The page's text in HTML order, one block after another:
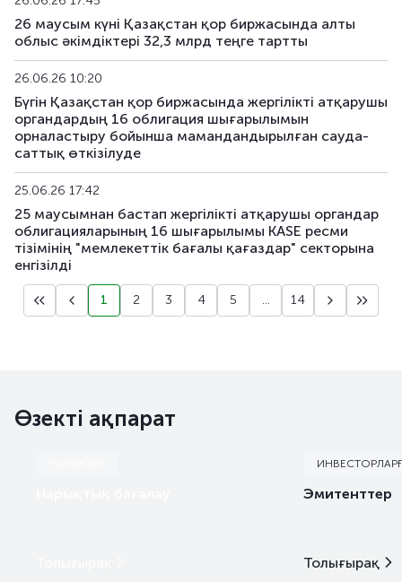
26 маусым күні Қазақстан қор биржасында алты
облыс әкімдіктері 32,3 млрд теңге тартты
26.06.26 10:20
Бүгін Қазақстан қор биржасында жергілікті атқарушы
органдардың 16 облигация шығарылымын
орналастыру бойынша мамандандырылған сауда-
саттық өткізілуде
25.06.26 17:42
25 маусымнан бастап жергілікті атқарушы органдар
облигацияларының 16 шығарылымы KASE ресми
тізімінің "мемлекеттік бағалы қағаздар" секторына
енгізілді
1 2 3 4 5 ... 14
Өзекті ақпарат
Эмитенттер
Толығырақ